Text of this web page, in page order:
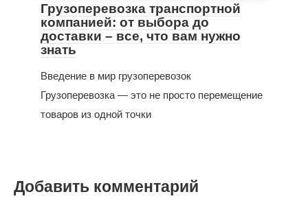
Грузоперевозка транспортной
компанией: от выбора до
доставки – все, что вам нужно
знать
Введение в мир грузоперевозок
Грузоперевозка — это не просто перемещение
товаров из одной точки
Добавить комментарий